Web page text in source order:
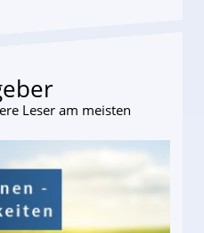
Leser am meisten